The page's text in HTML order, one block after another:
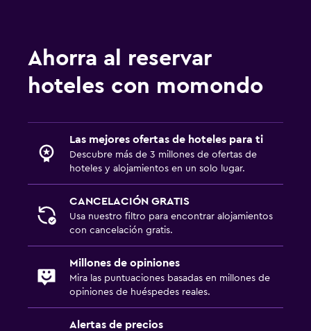
Ahorra al reservar
hoteles con momondo
Las mejores ofertas de hoteles para ti
Descubre más de 3 millones de ofertas de
hoteles y alojamientos en un solo lugar.
CANCELACIÓN GRATIS
Usa nuestro filtro para encontrar alojamientos
con cancelación gratis.
Millones de opiniones
Mira las puntuaciones basadas en millones de
opiniones de huéspedes reales.
Alertas de precios